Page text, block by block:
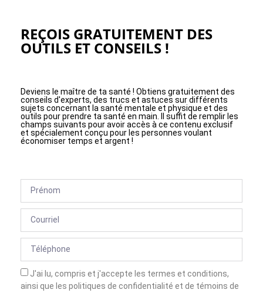
REÇOIS GRATUITEMENT DES
OUTILS ET CONSEILS !
Deviens le maître de ta santé ! Obtiens gratuitement des
conseils d'experts, des trucs et astuces sur différents
sujets concernant la santé mentale et physique et des
outils pour prendre ta santé en main. Il suffit de remplir les
champs suivants pour avoir accès à ce contenu exclusif
et spécialement conçu pour les personnes voulant
économiser temps et argent !
J'ai lu, compris et j'accepte les termes et conditions,
ainsi que les politiques de confidentialité et de témoins de